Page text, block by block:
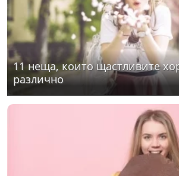
11 неща, които щастливите
различно